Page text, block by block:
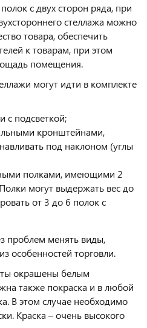
с двух сторон ряда, при
стеллажа можно
товара, обеспечить
к товарам, при этом
помещения.
могут идти в комплекте
подсветкой;
кронштейнами,
под наклоном (углы
полками, имеющими 2
могут выдержать вес до
от 3 до 6 полок с
проблем менять виды,
особенностей торговли.
окрашены белым
также покраска и в любой
В этом случае необходимо
Краска – очень высокого